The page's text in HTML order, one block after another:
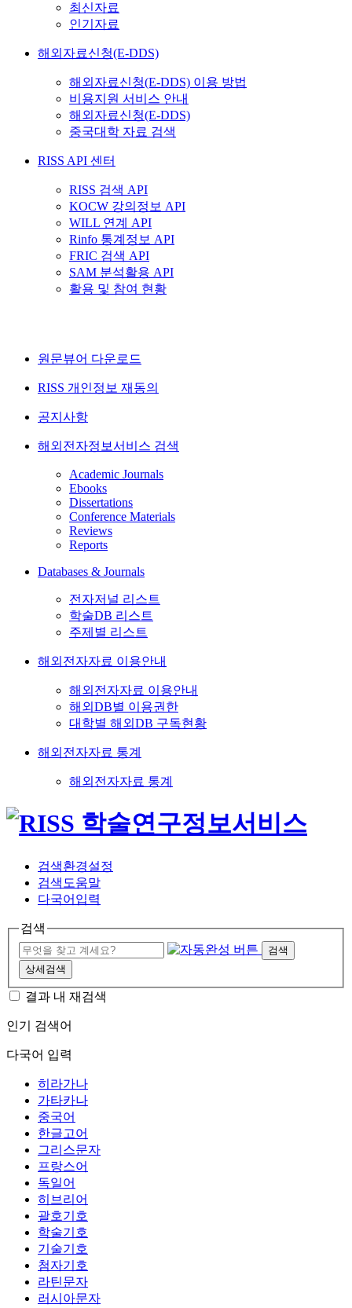
최신자료
인기자료
해외자료신청(E-DDS)
해외자료신청(E-DDS) 이용 방법
비용지원 서비스 안내
해외자료신청(E-DDS)
중국대학 자료 검색
RISS API 센터
RISS 검색 API
KOCW 강의정보 API
WILL 연계 API
Rinfo 통계정보 API
FRIC 검색 API
SAM 분석활용 API
활용 및 참여 현황
원문뷰어 다운로드
RISS 개인정보 재동의
공지사항
해외전자정보서비스 검색
Academic Journals
Ebooks
Dissertations
Conference Materials
Reviews
Reports
Databases & Journals
전자저널 리스트
학술DB 리스트
주제별 리스트
해외전자자료 이용안내
해외전자자료 이용안내
해외DB별 이용권한
대학별 해외DB 구독현황
해외전자자료 통계
해외전자자료 통계
검색환경설정
검색도움말
다국어입력
검색
검색
상세검색
결과 내 재검색
인기 검색어
다국어 입력
히라가나
가타카나
중국어
한글고어
그리스문자
프랑스어
독일어
히브리어
괄호기호
학술기호
기술기호
첨자기호
라틴문자
러시아문자